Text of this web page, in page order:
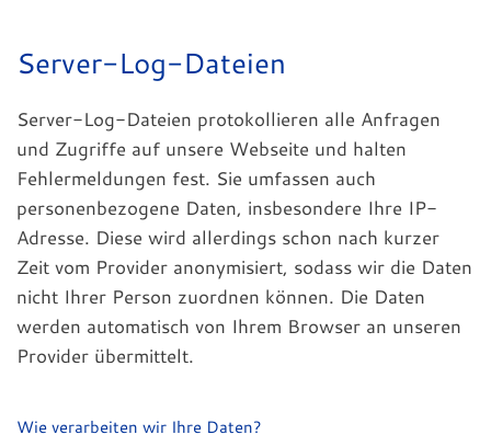
Server-Log-Dateien
Server-Log-Dateien protokollieren alle Anfragen
und Zugriffe auf unsere Webseite und halten
Fehlermeldungen fest. Sie umfassen auch
personenbezogene Daten, insbesondere Ihre IP-
Adresse. Diese wird allerdings schon nach kurzer
Zeit vom Provider anonymisiert, sodass wir die Daten
nicht Ihrer Person zuordnen können. Die Daten
werden automatisch von Ihrem Browser an unseren
Provider übermittelt.
Wie verarbeiten wir Ihre Daten?